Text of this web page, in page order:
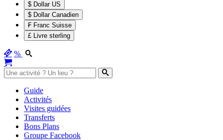
$ Dollar US
$ Dollar Canadien
₣ Franc Suisse
£ Livre sterling
%
Guide
Activités
Visites guidées
Transferts
Bons Plans
Groupe Facebook